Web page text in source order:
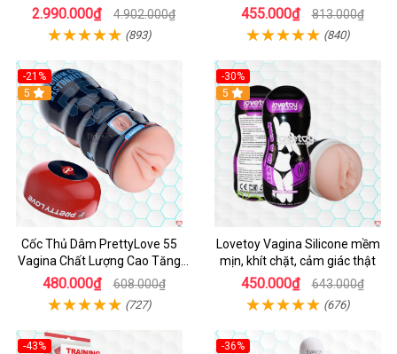
2.990.000₫ 4.902.000₫
(893)
Ngay
455.000₫ 813.000₫
(840)
-21%
Hot
5
Cốc Thủ Dâm PrettyLove 55
Vagina Chất Lượng Cao Tăng
Khoái Cảm
480.000₫ 608.000₫
(727)
-30%
Hot
5
Lovetoy Vagina Silicone mềm
mịn, khít chặt, cảm giác thật
450.000₫ 643.000₫
(676)
-43%
-36%